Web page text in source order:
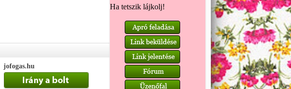
jofogas.hu
Ha tetszik lájkolj!